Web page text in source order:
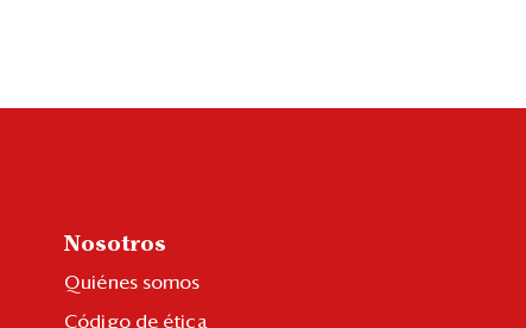
Nosotros
Quiénes somos
Código de ética